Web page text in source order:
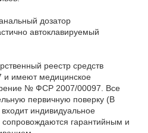
дозатор
автоклавируемый
реестр средств
имеют медицинское
№ ФСР 2007/00097. Все
первичную поверку (В
индивидуальное
сопровождаются гарантийным и